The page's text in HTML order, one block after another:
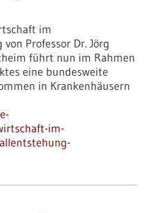
im
Professor Dr. Jörg
führt nun im Rahmen
eine bundesweite
in Krankenhäusern
im-